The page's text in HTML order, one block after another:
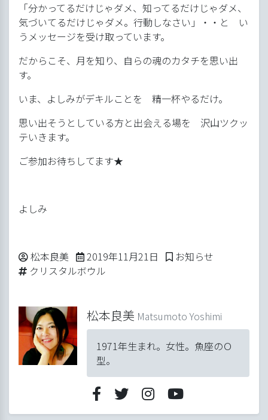
「分かってるだけじゃダメ、知ってるだけじゃダメ、
気づいてるだけじゃダメ。行動しなさい」・・と い
うメッセージを受け取っています。
だからこそ、月を知り、自らの魂のカタチを思い出
す。
いま、よしみがデキルことを 精一杯やるだけ。
思い出そうとしている方と出会える場を 沢山ツクッ
テいきます。
ご参加お待ちしてます★
よしみ
Posted by
松本良美 2019年11月21日 2019年11月21日
Posted in
お知らせ
Tags:
クリスタルボウル
松本良美 Matsumoto Yoshimi
1971年生まれ。女性。魚座のＯ
型。